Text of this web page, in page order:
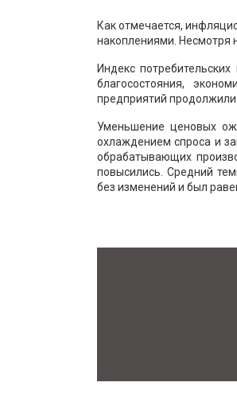
Как отмечается,
накоплениями. Несмотря
Индекс
благосостояния,
предприятий продолжили
Уменьшение ценовых
охлаждением спроса и
обрабатывающих
повысились. Средний
без изменений и был